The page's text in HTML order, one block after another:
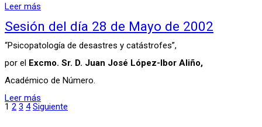
Leer más
Sesión del día 28 de Mayo de 2002
“Psicopatología de desastres y catástrofes”,
por el Excmo. Sr. D. Juan José López-Ibor Aliño,
Académico de Número.
Leer más
1 2 3 4 Siguiente